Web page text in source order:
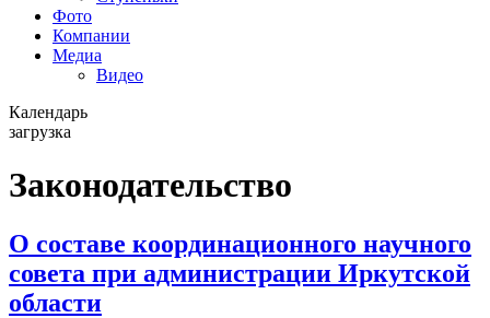
Фото
Компании
Медиа
Видео
Календарь
загрузка
Законодательство
О составе координационного научного
совета при администрации Иркутской
области